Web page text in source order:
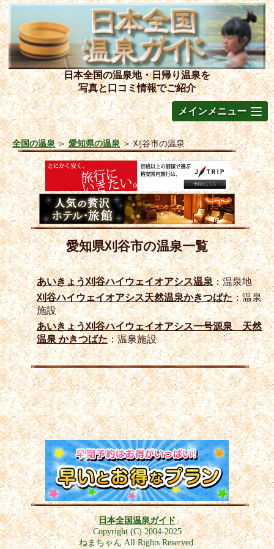
日本全国の温泉地・日帰り温泉を
写真と口コミ情報でご紹介
メインメニュー
全国の温泉＞愛知県の温泉＞刈谷市の温泉
愛知県刈谷市の温泉一覧
あいきょう刈谷ハイウェイオアシス温泉：温泉地
刈谷ハイウェイオアシス天然温泉かきつばた：温泉
施設
あいきょう刈谷ハイウェイオアシス一号源泉 天然
温泉 かきつばた：温泉施設
「日本全国温泉ガイド」
Copyright (C) 2004-2025
ねまちゃん All Rights Reserved.